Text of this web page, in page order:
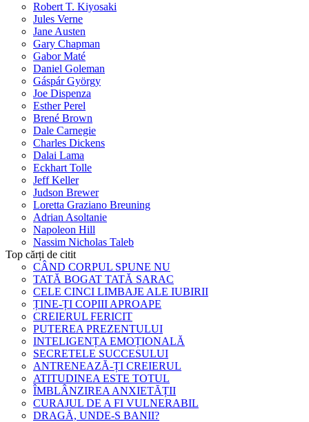
Robert T. Kiyosaki
Jules Verne
Jane Austen
Gary Chapman
Gabor Maté
Daniel Goleman
Gáspár György
Joe Dispenza
Esther Perel
Brené Brown
Dale Carnegie
Charles Dickens
Dalai Lama
Eckhart Tolle
Jeff Keller
Judson Brewer
Loretta Graziano Breuning
Adrian Asoltanie
Napoleon Hill
Nassim Nicholas Taleb
Top cărți de citit
CÂND CORPUL SPUNE NU
TATĂ BOGAT TATĂ SARAC
CELE CINCI LIMBAJE ALE IUBIRII
ȚINE-ȚI COPIII APROAPE
CREIERUL FERICIT
PUTEREA PREZENTULUI
INTELIGENȚA EMOȚIONALĂ
SECRETELE SUCCESULUI
ANTRENEAZĂ-ȚI CREIERUL
ATITUDINEA ESTE TOTUL
ÎMBLÂNZIREA ANXIETĂȚII
CURAJUL DE A FI VULNERABIL
DRAGĂ, UNDE-S BANII?